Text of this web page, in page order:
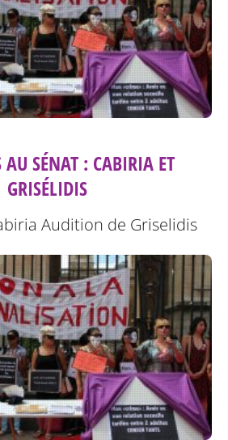
SÉNAT : CABIRIA ET
GRISÉLIDIS
Audition de Griselidis